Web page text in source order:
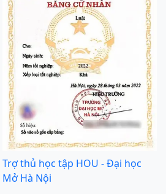
Trợ thủ học tập HOU - Đại học
Mở Hà Nội